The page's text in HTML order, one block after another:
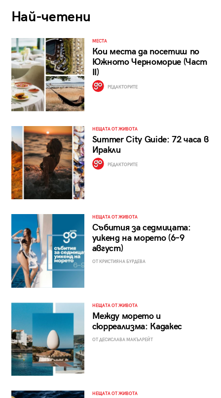
Най-четени
МЕСТА
Кои места да посетиш по
Южното Черноморие (Част
II)
РЕДАКТОРИТЕ
НЕЩАТА ОТ ЖИВОТА
Summer City Guide: 72 часа в
Иракли
РЕДАКТОРИТЕ
НЕЩАТА ОТ ЖИВОТА
Събития за седмицата:
уикенд на морето (6–9
август)
ОТ КРИСТИЯНА БУРДЕВА
НЕЩАТА ОТ ЖИВОТА
Между морето и
сюрреализма: Кадакес
ОТ ДЕСИСЛАВА МАКЪЛРЕЙТ
НЕЩАТА ОТ ЖИВОТА